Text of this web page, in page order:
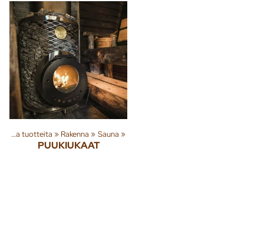
Tuoteryhmiä ja tuotteita ‪» Rakenna ‪» Sauna ‪»
PUUKIUKAAT